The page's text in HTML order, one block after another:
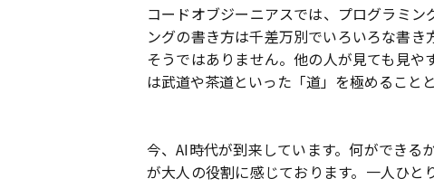
コードオブジーニアスでは、プログラミ
ングの書き方は千差万別でいろいろな書
そうではありません。他の人が見ても見
は武道や茶道といった「道」を極めること
今、AI時代が到来しています。何ができ
が大人の役割に感じております。一人ひと